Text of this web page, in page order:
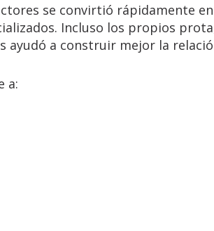
se convirtió rápidamente
Incluso los propios
ayudó a construir mejor la
a: